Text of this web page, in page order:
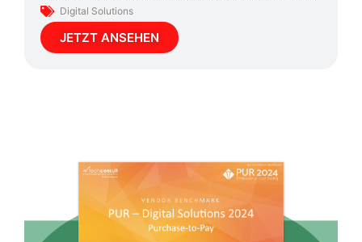
Digital Solutions
JETZT ANSEHEN